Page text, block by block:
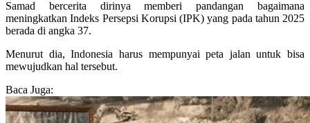
Samad bercerita dirinya memberi pandangan bagaimana
meningkatkan Indeks Persepsi Korupsi (IPK) yang pada tahun 2025
berada di angka 37.
Menurut dia, Indonesia harus mempunyai peta jalan untuk bisa
mewujudkan hal tersebut.
Baca Juga: